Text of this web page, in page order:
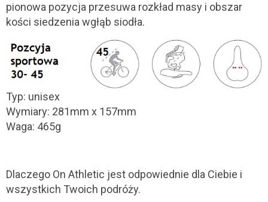
pionowa pozycja przesuwa rozkład masy i obszar
kości siedzenia wgłąb siodła.
Typ: unisex
Wymiary: 281mm x 157mm
Waga: 465g
Dlaczego On Athletic jest odpowiednie dla Ciebie i
wszystkich Twoich podróży.